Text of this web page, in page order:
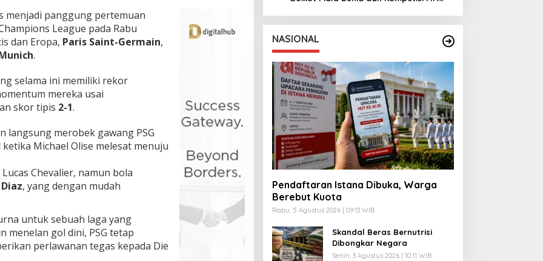
menjadi panggung pertemuan
League pada Rabu
dan Eropa, Paris Saint-Germain,
.
selama ini memiliki rekor
mereka usai
skor tipis 2-1.
langsung merobek gawang PSG
Michael Olise melesat menuju
Chevalier, namun bola
, yang dengan mudah
untuk sebuah laga yang
menelan gol dini, PSG tetap
perlawanan tegas kepada Die
NASIONAL
Pendaftaran Istana Dibuka, Warga
Berebut Kuota
Rabu, 5 Agustus 2026 | 09:13 WIB
Skandal Beras Bernutrisi
Dibongkar Negara
Senin, 3 Agustus 2026 | 10:11 WIB